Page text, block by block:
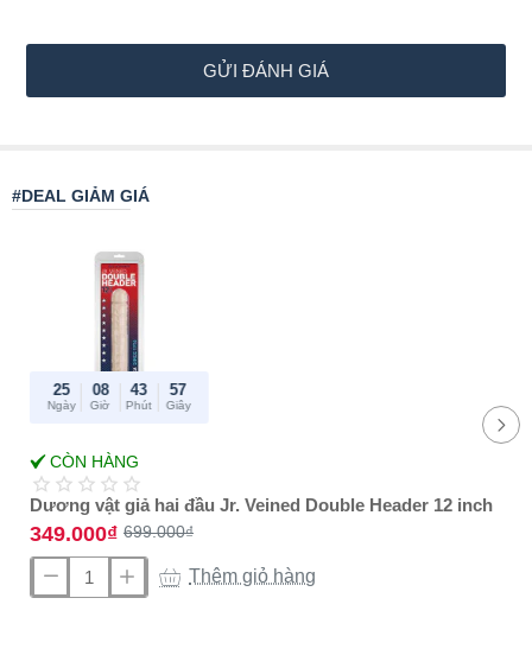
n
GỬI ĐÁNH GIÁ
#DEAL GIẢM GIÁ
Best Amazon
reviews
25
Ngày
08
Giờ
43
Phút
57
Giây
CÒN HÀNG
Dương vật giả hai đầu Jr. Veined Double Header 12 inch
349.000₫ 699.000₫
Thêm giỏ hàng